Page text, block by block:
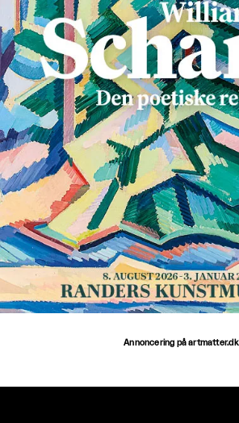
Annoncering på artmatter.dk